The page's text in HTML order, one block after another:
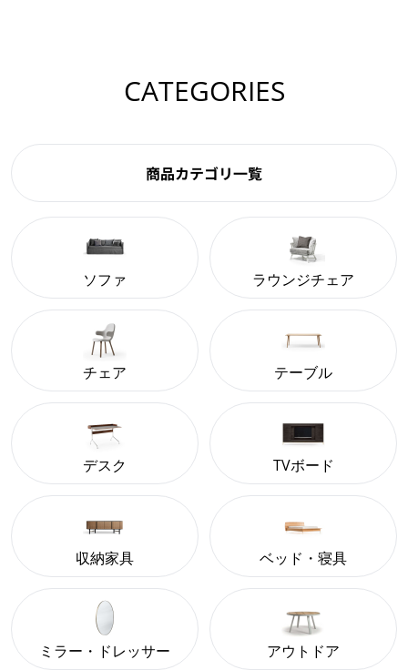
CATEGORIES
商品カテゴリ一覧
ソファ ラウンジチェア
チェア テーブル
デスク TVボード
収納家具 ベッド・寝具
ミラー・ドレッサー アウトドア